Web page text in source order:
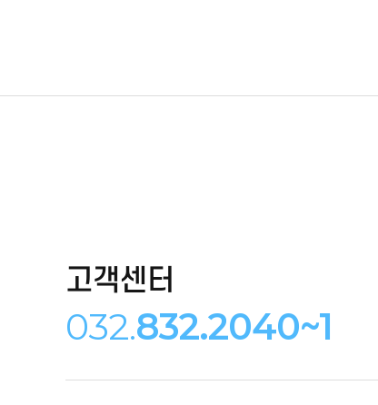
고객센터
032.832.2040~1